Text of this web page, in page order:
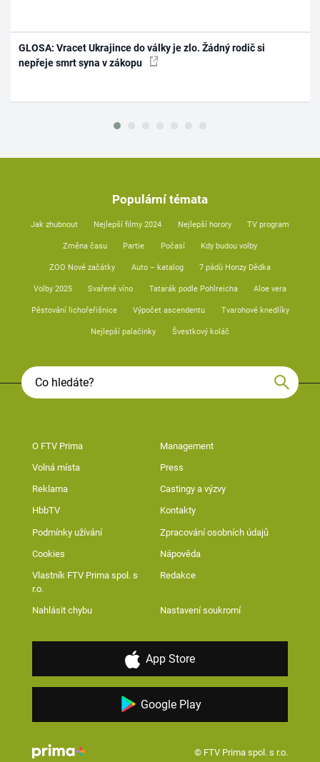
GLOSA: Vracet Ukrajince do války je zlo. Žádný rodič si
nepřeje smrt syna v zákopu
Populární témata
Jak zhubnout Nejlepší filmy 2024 Nejlepší horory TV program
Změna času Partie Počasí Kdy budou volby
ZOO Nové začátky Auto – katalog 7 pádů Honzy Dědka
Volby 2025 Svařené víno Tatarák podle Pohlreicha Aloe vera
Pěstování lichořeřišnice Výpočet ascendentu Tvarohové knedlíky
Nejlepší palačinky Švestkový koláč
O FTV Prima Management
Volná místa Press
Reklama Castingy a výzvy
HbbTV Kontakty
Podmínky užívání Zpracování osobních údajů
Cookies Nápověda
Vlastník FTV Prima spol. s
r.o.
Redakce
Nahlásit chybu Nastavení soukromí
App Store
Google Play
© FTV Prima spol. s r.o.